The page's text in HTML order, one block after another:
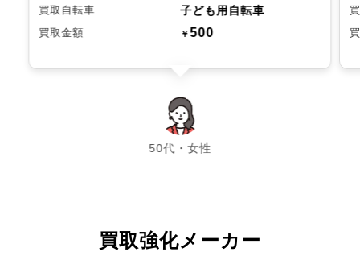
買取自転車 子ども用自転車
買取金額 ￥500
50代・女性
chevron_left chevron_right
買取強化メーカー